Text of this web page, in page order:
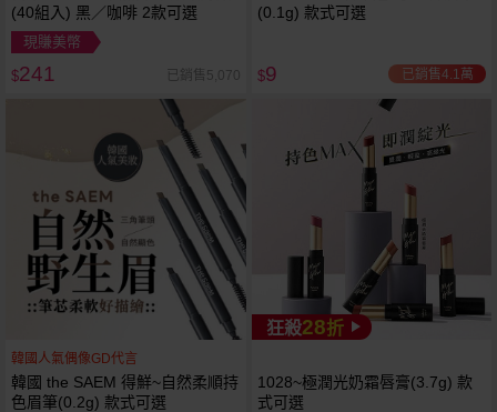
(40組入) 黑／咖啡 2款可選
現賺美幣
$241 已銷售5,070
(0.1g) 款式可選
$9 已銷售4.1萬
韓國人氣偶像GD代言
韓國 the SAEM 得鮮~自然柔順持
色眉筆(0.2g) 款式可選
狂殺28折
1028~極潤光奶霜唇膏(3.7g) 款
式可選